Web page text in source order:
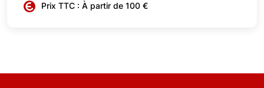
Prix TTC : À partir de 100 €